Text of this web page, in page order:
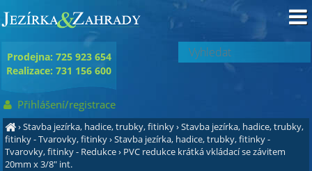
›Stavba jezírka, hadice, trubky, fitinky›Stavba jezírka, hadice, trubky,
fitinky - Tvarovky, fitinky›Stavba jezírka, hadice, trubky, fitinky -
Tvarovky, fitinky - Redukce› PVC redukce krátká vkládací se závitem
20mm x 3/8" int.
Prodejna: 725 923 654
Realizace: 731 156 600
Přihlášení/registrace